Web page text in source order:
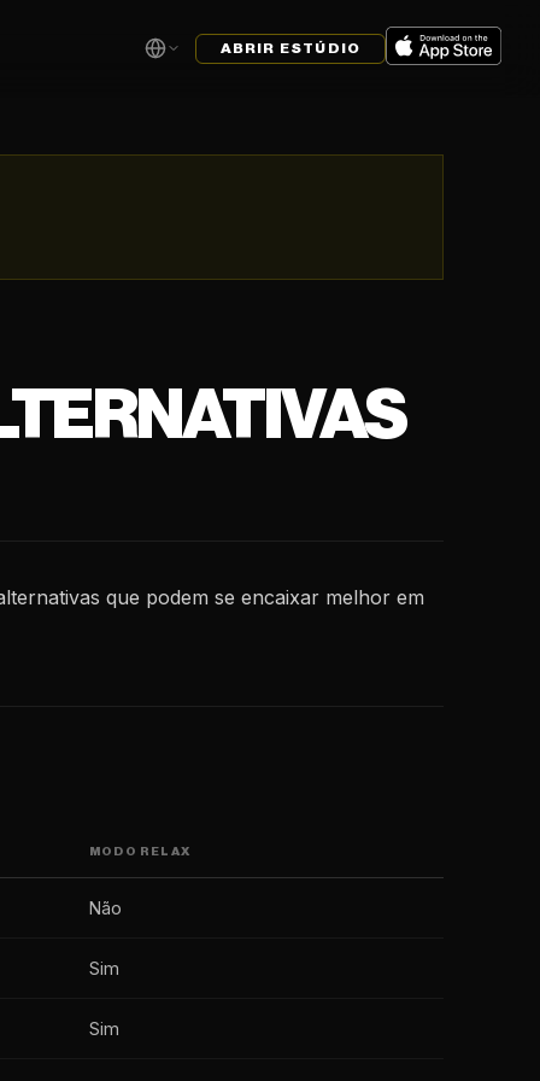
ABRIR ESTÚDIO
que podem se encaixar melhor em
MODO RELAX
Não
Sim
Sim